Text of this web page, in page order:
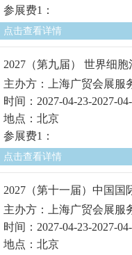
参展费1：
点击查看详情
2027（第九届） 世界细
主办方：上海广贸会展服
时间：2027-04-23-2027-
地点：北京
参展费1：
点击查看详情
2027（第十一届）中国国
主办方：上海广贸会展服
时间：2027-04-23-2027-
地点：北京